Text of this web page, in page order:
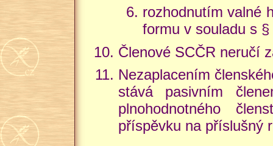
rozhodnutím valné
formu v souladu s
Členové SCČR neručí
Nezaplacením
stává pasivním
plnohodnotného
příspěvku na příslušný